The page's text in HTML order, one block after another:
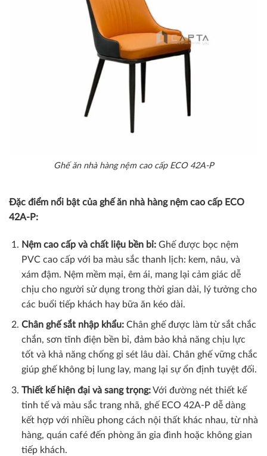
Ghế ăn nhà hàng nệm cao cấp ECO 42A-P
Đặc điểm nổi bật của ghế ăn nhà hàng nệm cao cấp ECO
42A-P:
Nệm cao cấp và chất liệu bền bỉ:Ghế được bọc nệm
PVC cao cấp với ba màu sắc thanh lịch: kem, nâu, và
xám đậm. Nệm mềm mại, êm ái, mang lại cảm giác dễ
chịu cho người sử dụng trong thời gian dài, lý tưởng cho
các buổi tiếp khách hay bữa ăn kéo dài.
Chân ghế sắt nhập khẩu:Chân ghế được làm từ sắt chắc
chắn, sơn tĩnh điện bền bỉ, đảm bảo khả năng chịu lực
tốt và khả năng chống gỉ sét lâu dài. Chân ghế vững chắc
giúp ghế không bị lung lay, mang lại sự ổn định tuyệt đối.
Thiết kế hiện đại và sang trọng:Với đường nét thiết kế
tinh tế và màu sắc trang nhã, ghế ECO 42A-P dễ dàng
kết hợp với nhiều phong cách nội thất khác nhau, từ nhà
hàng, quán café đến phòng ăn gia đình hoặc không gian
tiếp khách.